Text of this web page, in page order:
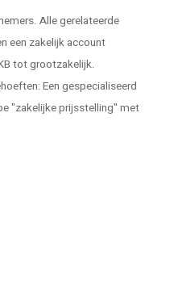
Alle gerelateerde
een zakelijk account
tot grootzakelijk.
Een gespecialiseerd
"zakelijke prijsstelling" met